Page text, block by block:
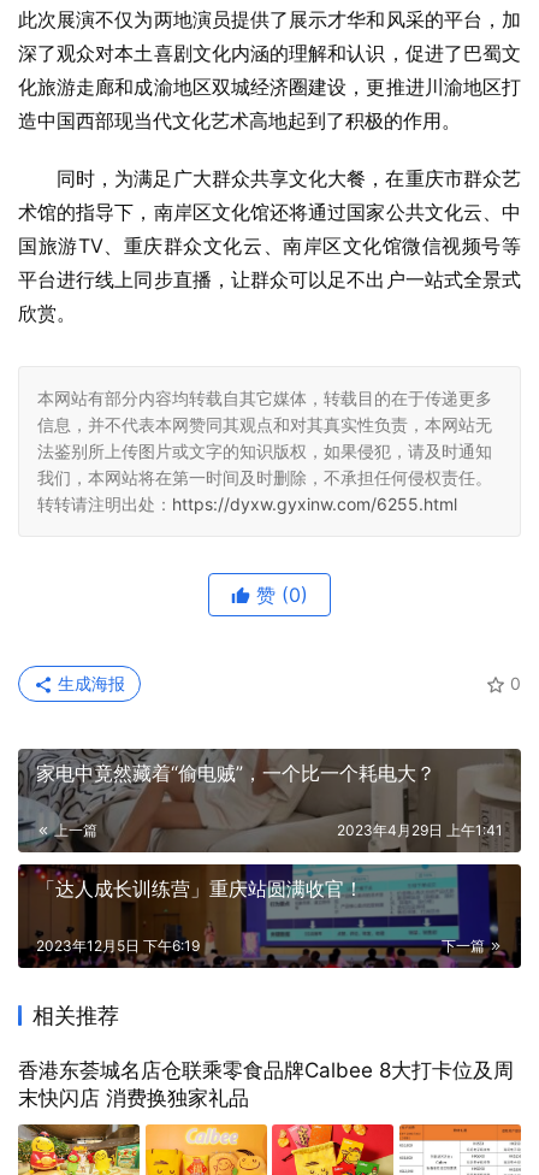
此次展演不仅为两地演员提供了展示才华和风采的平台，加
深了观众对本土喜剧文化内涵的理解和认识，促进了巴蜀文
化旅游走廊和成渝地区双城经济圈建设，更推进川渝地区打
造中国西部现当代文化艺术高地起到了积极的作用。
同时，为满足广大群众共享文化大餐，在重庆市群众艺
术馆的指导下，南岸区文化馆还将通过国家公共文化云、中
国旅游TV、重庆群众文化云、南岸区文化馆微信视频号等
平台进行线上同步直播，让群众可以足不出户一站式全景式
欣赏。
本网站有部分内容均转载自其它媒体，转载目的在于传递更多
信息，并不代表本网赞同其观点和对其真实性负责，本网站无
法鉴别所上传图片或文字的知识版权，如果侵犯，请及时通知
我们，本网站将在第一时间及时删除，不承担任何侵权责任。
转转请注明出处： https://dyxw.gyxinw.com/6255.html
赞 (0)
0
生成海报
家电中竟然藏着“偷电贼”，一个比一个耗电大？
上一篇 2023年4月29日 上午1:41
「达人成长训练营」重庆站圆满收官！
下一篇
2023年12月5日 下午6:19
相关推荐
香港东荟城名店仓联乘零食品牌Calbee 8大打卡位及周
末快闪店 消费换独家礼品